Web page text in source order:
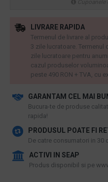
GARANTAM CEL MAI
​Bucura-te de produse
rapida!
PRODUSUL POATE FI
De catre consumatori in 30
ACTIVI IN SEAP
Produs disponibil si pe
LIVRARE RAPIDA
Termenul de livrare al
3 zile lucratoare. Termenul
zile lucratoare pentru
cazul produselor
peste 490 RON + TVA, cu